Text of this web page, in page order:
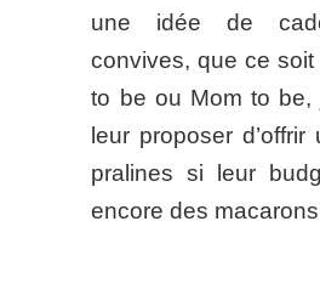
une idée de
convives, que ce
to be ou Mom to be,
leur proposer
pralines si leur
encore des